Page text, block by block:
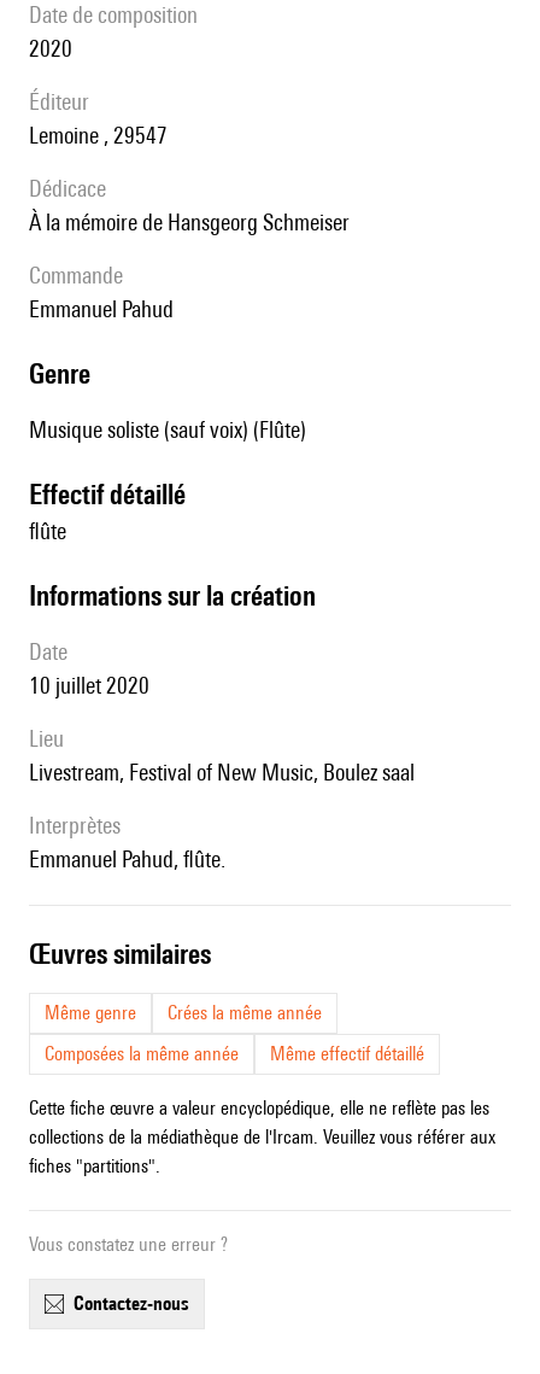
date de composition
2020
éditeur
Lemoine , 29547
Dédicace
à la mémoire de Hansgeorg Schmeiser
Commande
Emmanuel Pahud
genre
Musique soliste (sauf voix) (Flûte)
effectif détaillé
flûte
informations sur la création
date
10 juillet 2020
lieu
Livestream, Festival of New Music, Boulez saal
interprètes
Emmanuel Pahud, flûte.
œuvres similaires
Même genre
Crées la même année
Composées la même année
Même effectif détaillé
Cette fiche œuvre a valeur encyclopédique, elle ne reflète pas les
collections de la médiathèque de l'Ircam. Veuillez vous référer aux
fiches "partitions".
Vous constatez une erreur ?
contactez-nous